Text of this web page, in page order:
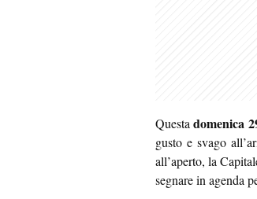
Questadomenica
gusto e svago
all’aperto, la
segnare in agenda